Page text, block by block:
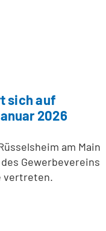
sich auf
2026
am Main
Gewerbevereins
vertreten.